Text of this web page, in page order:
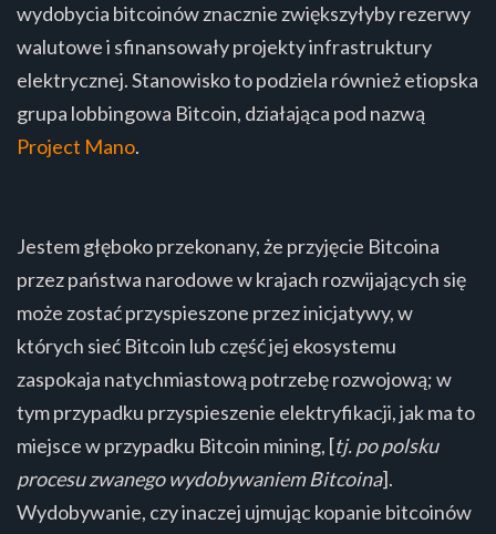
wydobycia bitcoinów znacznie zwiększyłyby rezerwy
walutowe i sfinansowały projekty infrastruktury
elektrycznej. Stanowisko to podziela również etiopska
grupa lobbingowa Bitcoin, działająca pod nazwą
Project Mano.
Jestem głęboko przekonany, że przyjęcie Bitcoina
przez państwa narodowe w krajach rozwijających się
może zostać przyspieszone przez inicjatywy, w
których sieć Bitcoin lub część jej ekosystemu
zaspokaja natychmiastową potrzebę rozwojową; w
tym przypadku przyspieszenie elektryfikacji, jak ma to
miejsce w przypadku Bitcoin mining, [tj. po polsku
procesu zwanego wydobywaniem Bitcoina].
Wydobywanie, czy inaczej ujmując kopanie bitcoinów